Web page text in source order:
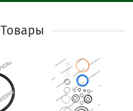
Товары